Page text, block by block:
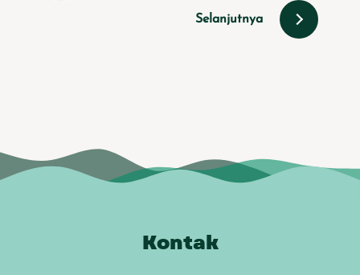
Selanjutnya
Kontak